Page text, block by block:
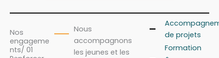
Nos
engageme
nts/ 01
Nous
accompagnons
les jeunes et les
de projets
Formation